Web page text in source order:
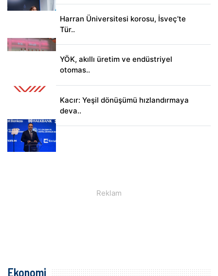
Harran Üniversitesi korosu, İsveç’te
Tür..
YÖK, akıllı üretim ve endüstriyel
otomas..
Kacır: Yeşil dönüşümü hızlandırmaya
deva..
Ekonomi